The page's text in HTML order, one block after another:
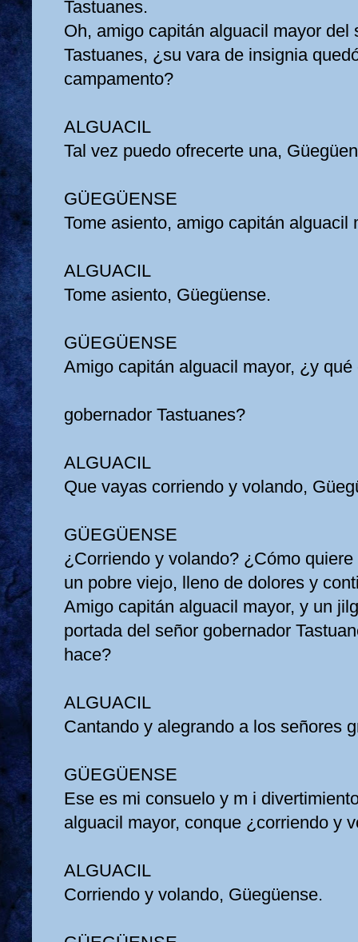
Tastuanes.
Oh, amigo capitán alguacil mayor
Tastuanes, ¿su vara de insignia
campamento?
ALGUACIL
Tal vez puedo ofrecerte una,
GÜEGÜENSE
Tome asiento, amigo capitán alguacil
ALGUACIL
Tome asiento, Güegüense.
GÜEGÜENSE
Amigo capitán alguacil mayor, ¿y
gobernador Tastuanes?
ALGUACIL
Que vayas corriendo y volando,
GÜEGÜENSE
¿Corriendo y volando? ¿Cómo
un pobre viejo, lleno de dolores y
Amigo capitán alguacil mayor, y un
portada del señor gobernador
hace?
ALGUACIL
Cantando y alegrando a los señores
GÜEGÜENSE
Ese es mi consuelo y m i
alguacil mayor, conque ¿corriendo y
ALGUACIL
Corriendo y volando, Güegüense.